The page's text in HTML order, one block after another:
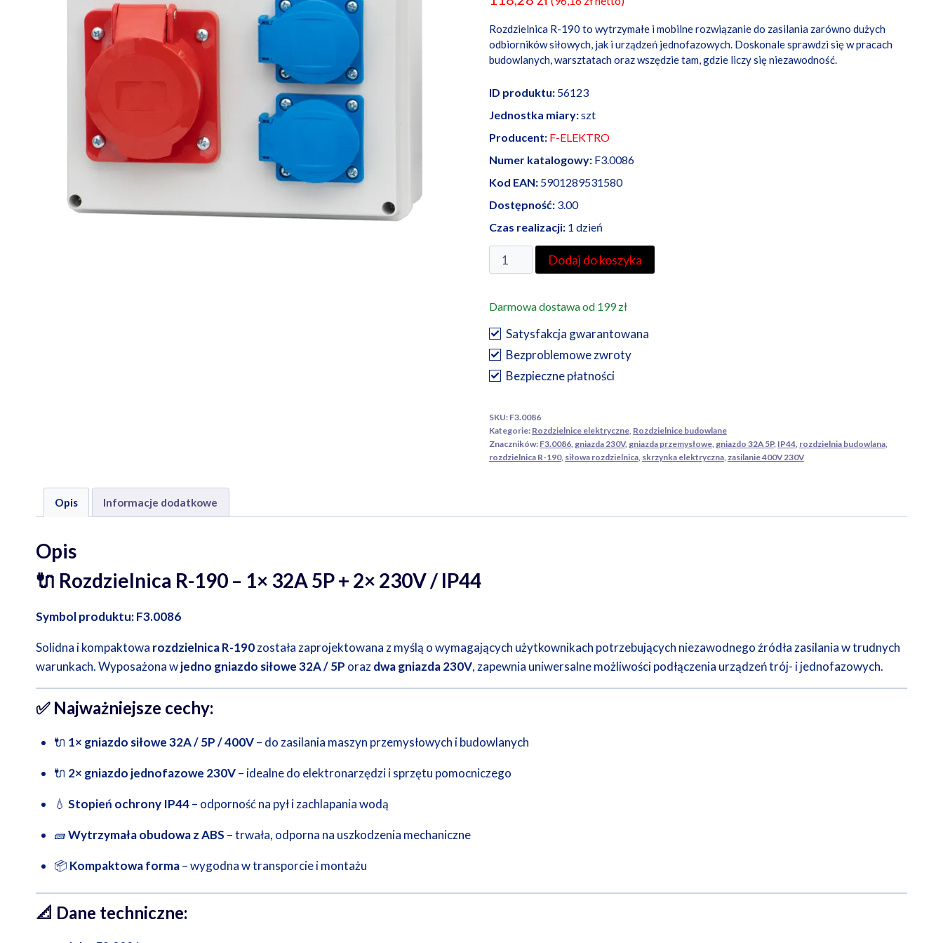
Rozdzielnica R-190 to wytrzymałe i mobilne rozwiązanie do zasilania zarówno dużych
odbiorników siłowych, jak i urządzeń jednofazowych. Doskonale sprawdzi się w pracach
budowlanych, warsztatach oraz wszędzie tam, gdzie liczy się niezawodność.
ID produktu:56123
Jednostka miary:szt
Producent: F-ELEKTRO
Numer katalogowy:F3.0086
Kod EAN:5901289531580
Dostępność:3.00
Czas realizacji:1 dzień
ilość
Rozdzielnica
190
–
1×
32A
2×
230V
/
Dodaj do koszyka
Darmowa dostawa od 199 zł
Satysfakcja gwarantowana
Bezproblemowe zwroty
Bezpieczne płatności
SKU: F3.0086
Kategorie: Rozdzielnice elektryczne, Rozdzielnice budowlane
Znaczników: F3.0086, gniazda 230V, gniazda przemysłowe, gniazdo 32A 5P, IP44, rozdzielnia budowlana,
rozdzielnica R-190, siłowa rozdzielnica, skrzynka elektryczna, zasilanie 400V 230V
Opis Informacje dodatkowe
Opis
🔌 Rozdzielnica R-190 – 1× 32A 5P + 2× 230V / IP44
Symbol produktu: F3.0086
Solidna i kompaktowa rozdzielnica R-190została zaprojektowana z myślą o wymagających użytkownikach potrzebujących niezawodnego źródła zasilania w trudnych
warunkach. Wyposażona wjedno gniazdo siłowe 32A / 5P orazdwa gniazda 230V, zapewnia uniwersalne możliwości podłączenia urządzeń trój- i jednofazowych.
✅ Najważniejsze cechy:
🔌 1× gniazdo siłowe 32A / 5P / 400V– do zasilania maszyn przemysłowych i budowlanych
🔌 2× gniazdo jednofazowe 230V– idealne do elektronarzędzi i sprzętu pomocniczego
💧 Stopień ochrony IP44– odporność na pył i zachlapania wodą
🧱Wytrzymała obudowa z ABS – trwała, odporna na uszkodzenia mechaniczne
📦 Kompaktowa forma– wygodna w transporcie i montażu
📐 Dane techniczne: